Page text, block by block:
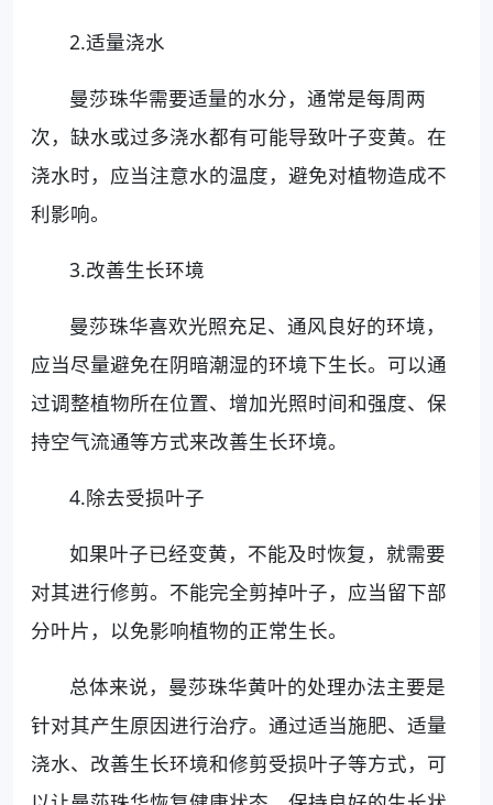
2.适量浇水
曼莎珠华需要适量的水分，通常是每周两
次，缺水或过多浇水都有可能导致叶子变黄。在
浇水时，应当注意水的温度，避免对植物造成不
利影响。
3.改善生长环境
曼莎珠华喜欢光照充足、通风良好的环境，
应当尽量避免在阴暗潮湿的环境下生长。可以通
过调整植物所在位置、增加光照时间和强度、保
持空气流通等方式来改善生长环境。
4.除去受损叶子
如果叶子已经变黄，不能及时恢复，就需要
对其进行修剪。不能完全剪掉叶子，应当留下部
分叶片，以免影响植物的正常生长。
总体来说，曼莎珠华黄叶的处理办法主要是
针对其产生原因进行治疗。通过适当施肥、适量
浇水、改善生长环境和修剪受损叶子等方式，可